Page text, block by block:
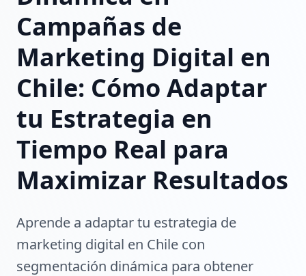
Campañas de
Marketing Digital en
Chile: Cómo Adaptar
tu Estrategia en
Tiempo Real para
Maximizar Resultados
Aprende a adaptar tu estrategia de
marketing digital en Chile con
segmentación dinámica para obtener